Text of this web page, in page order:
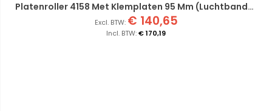
Platenroller 4158 Met Klemplaten 95 Mm (luchtbanden)
€ 170,19
€ 140,65